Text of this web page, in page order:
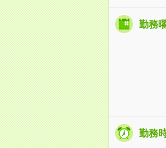
勤務
勤務